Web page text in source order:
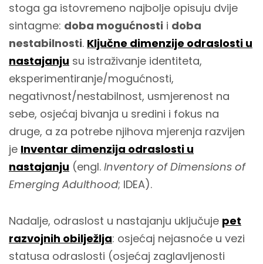
stoga ga istovremeno najbolje opisuju dvije
sintagme: doba mogućnosti i doba
nestabilnosti. Ključne dimenzije odraslosti u
nastajanju su istraživanje identiteta,
eksperimentiranje/mogućnosti,
negativnost/nestabilnost, usmjerenost na
sebe, osjećaj bivanja u sredini i fokus na
druge, a za potrebe njihova mjerenja razvijen
je Inventar dimenzija odraslosti u
nastajanju (engl. Inventory of Dimensions of
Emerging Adulthood; IDEA).
Nadalje, odraslost u nastajanju uključuje pet
razvojnih obilježlja: osjećaj nejasnoće u vezi
statusa odraslosti (osjećaj zaglavljenosti